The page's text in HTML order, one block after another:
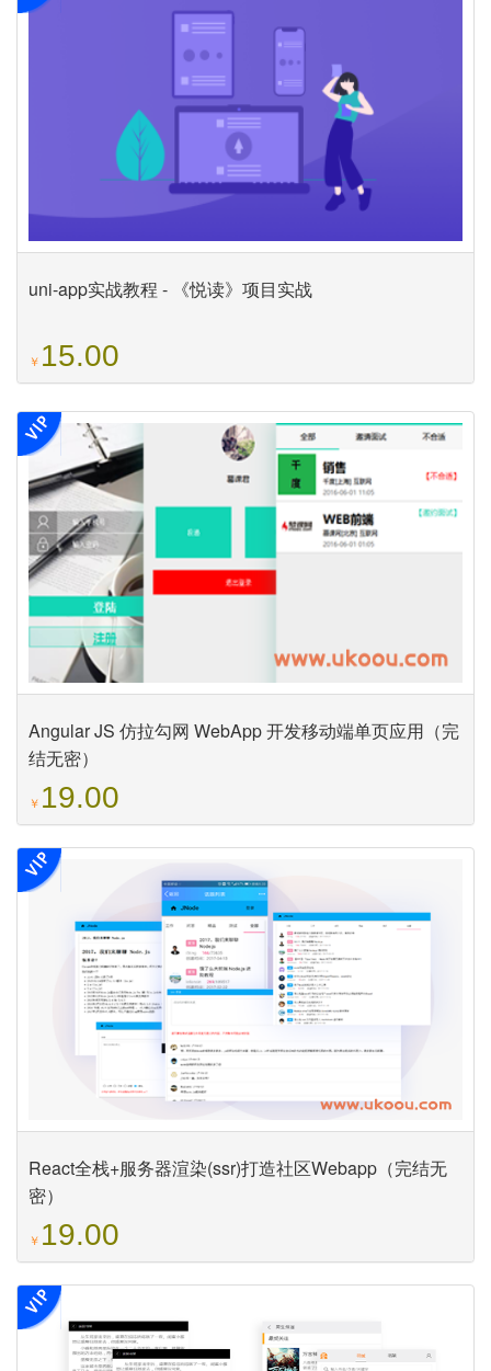
uni-app实战教程 - 《悦读》项目实战
￥ 15.00
Angular JS 仿拉勾网 WebApp 开发移动端单页应用（完
结无密）
￥ 19.00
React全栈+服务器渲染(ssr)打造社区Webapp（完结无
密）
￥ 19.00